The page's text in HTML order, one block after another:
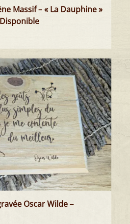
Massif – « La Dauphine »
Oscar Wilde –